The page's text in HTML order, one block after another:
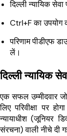
दिल्ली न्यायिक सेवा
Ctrl+F का उपयोग
परिणाम पीडीएफ
लें।
दिल्ली न्यायिक
एक सफल उम्मीदवार
लिए परिवीक्षा पर
न्यायाधीश (जूनियर
संरचना) वाली नीचे दी